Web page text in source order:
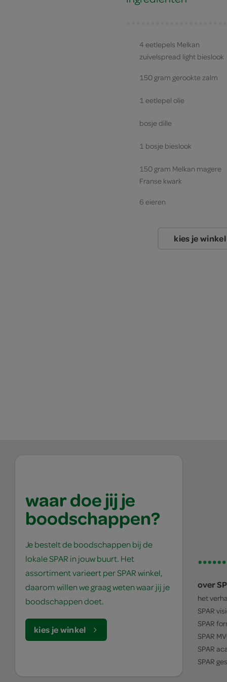
4 eetlepels Melkan
zuivelspread light bieslook
150 gram gerookte zalm
1 eetlepel olie
bosje dille
1 bosje bieslook
150 gram Melkan magere
Franse kwark
6 eieren
kies je winkel
waar doe jij je
boodschappen?
Je bestelt de boodschappen bij de
lokale SPAR in jouw buurt. Het
assortiment varieert per SPAR winkel,
daarom willen we graag weten waar jij je
boodschappen doet.
kies je winkel
over
het
SPAR
SPAR
SPAR
SPAR
SPAR